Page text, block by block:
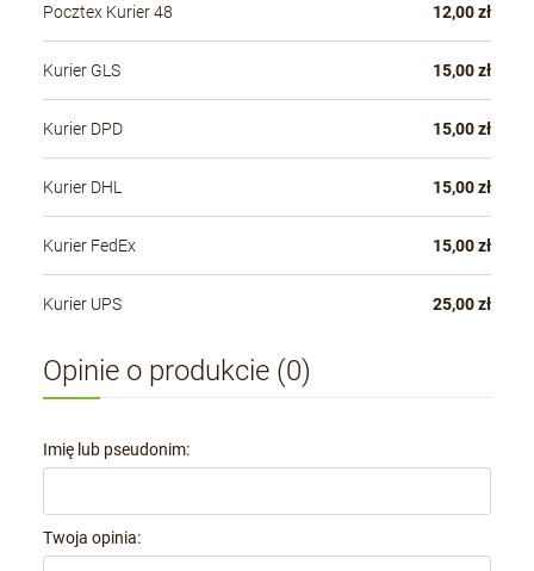
Pocztex Kurier 48 12,00 zł
Kurier GLS 15,00 zł
Kurier DPD 15,00 zł
Kurier DHL 15,00 zł
Kurier FedEx 15,00 zł
Kurier UPS 25,00 zł
Opinie o produkcie (0)
Imię lub pseudonim:
Twoja opinia: